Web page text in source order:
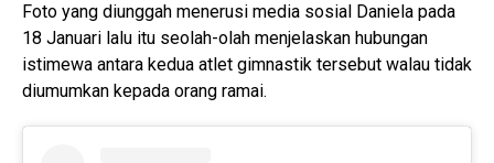
Foto yang diunggah menerusi media sosial Daniela pada
18 Januari lalu itu seolah-olah menjelaskan hubungan
istimewa antara kedua atlet gimnastik tersebut walau tidak
diumumkan kepada orang ramai.